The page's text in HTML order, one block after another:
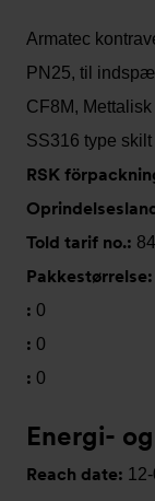
Armatec
PN25, til
CF8M,
SS316 type skilt
RSK
Told tarif no.:
Pakkestørrelse:
: 0
: 0
: 0
Energi-
Reach date: